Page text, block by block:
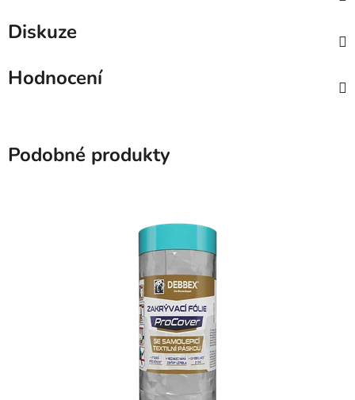
Diskuze
Hodnocení
Podobné produkty